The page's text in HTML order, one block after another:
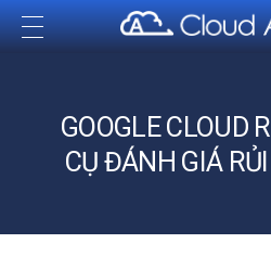
Cloud Ace
Nhà cung cấp giải pháp trên GCP cho doanh nghiệp
GOOGLE CLOUD
CỤ ĐÁNH GIÁ